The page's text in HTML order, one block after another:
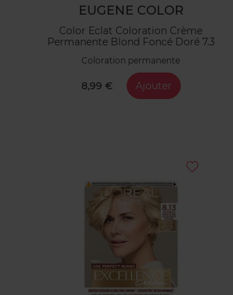
EUGENE COLOR
Color Eclat Coloration Crème
Permanente Blond Foncé Doré 7.3
Coloration permanente
8,99 € Ajouter